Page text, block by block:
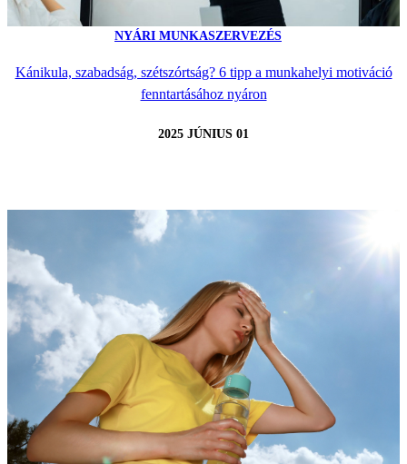
NYÁRI MUNKASZERVEZÉS
Kánikula, szabadság, szétszórtság? 6 tipp a munkahelyi motiváció
fenntartásához nyáron
2025 JÚNIUS 01